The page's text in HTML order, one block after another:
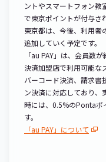
ントやスマートフォン教
で東京ポイントが付与さ
東京都は、今後、利用者
追加していく予定です。
「au PAY」は、会員数
決済加盟店で利用可能な
バーコード決済、請求書
ン決済に対応しており、
時には、0.5%のPontaポ
す。
「au PAY」について